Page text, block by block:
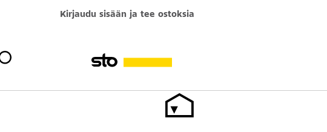
Kirjaudu sisään ja tee ostoksia